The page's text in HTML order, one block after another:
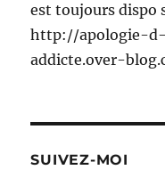
est toujours dispo
http://apologie-
addicte.over-
SUIVEZ-MOI